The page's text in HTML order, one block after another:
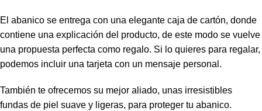
El abanico se entrega con una elegante caja de cartón, donde
contiene una explicación del producto, de este modo se vuelve
una propuesta perfecta como regalo. Si lo quieres para regalar,
podemos incluir una tarjeta con un mensaje personal.
También te ofrecemos su mejor aliado, unas irresistibles
fundas de piel suave y ligeras, para proteger tu abanico.